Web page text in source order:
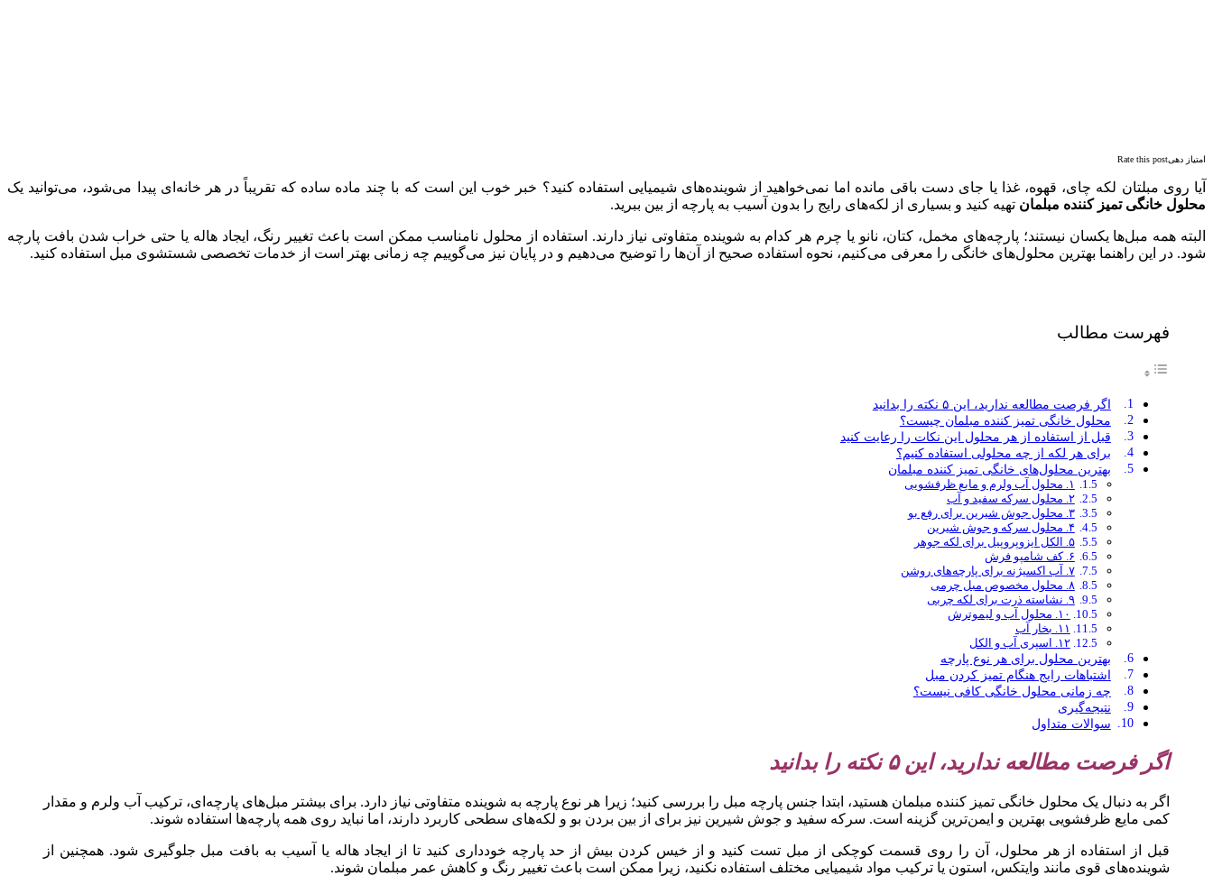
امتیاز دهیRate this post
آیا روی مبلتان لکه چای، قهوه، غذا یا جای دست باقی مانده اما نمی‌خواهید از شوینده‌های شیمیایی استفاده کنید؟ خبر خوب این است که با چند ماده ساده که تقریباً در هر خانه‌ای پیدا می‌شود، می‌توانید یک
محلول خانگی تمیز کننده مبلمان تهیه کنید و بسیاری از لکه‌های رایج را بدون آسیب به پارچه از بین ببرید.
البته همه مبل‌ها یکسان نیستند؛ پارچه‌های مخمل، کتان، نانو یا چرم هر کدام به شوینده متفاوتی نیاز دارند. استفاده از محلول نامناسب ممکن است باعث تغییر رنگ، ایجاد هاله یا حتی خراب شدن بافت پارچه
شود. در این راهنما بهترین محلول‌های خانگی را معرفی می‌کنیم، نحوه استفاده صحیح از آن‌ها را توضیح می‌دهیم و در پایان نیز می‌گوییم چه زمانی بهتر است از خدمات تخصصی شستشوی مبل استفاده کنید.
فهرست مطالب
اگر فرصت مطالعه ندارید، این ۵ نکته را بدانید
محلول خانگی تمیز کننده مبلمان چیست؟
قبل از استفاده از هر محلول این نکات را رعایت کنید
برای هر لکه از چه محلولی استفاده کنیم؟
بهترین محلول‌های خانگی تمیز کننده مبلمان
۱. محلول آب ولرم و مایع ظرفشویی
۲. محلول سرکه سفید و آب
۳. محلول جوش شیرین برای رفع بو
۴. محلول سرکه و جوش شیرین
۵. الکل ایزوپروپیل برای لکه جوهر
۶. کف شامپو فرش
۷. آب اکسیژنه برای پارچه‌های روشن
۸. محلول مخصوص مبل چرمی
۹. نشاسته ذرت برای لکه چربی
۱۰. محلول آب و لیموترش
۱۱. بخار آب
۱۲. اسپری آب و الکل
بهترین محلول برای هر نوع پارچه
اشتباهات رایج هنگام تمیز کردن مبل
چه زمانی محلول خانگی کافی نیست؟
نتیجه‌گیری
سوالات متداول
اگر فرصت مطالعه ندارید، این۵ نکته را بدانید
اگر به دنبال یک محلول خانگی تمیز کننده مبلمان هستید، ابتدا جنس پارچه مبل را بررسی کنید؛ زیرا هر نوع پارچه به شوینده متفاوتی نیاز دارد. برای بیشتر مبل‌های پارچه‌ای، ترکیب آب ولرم و مقدار
کمی مایع ظرفشویی بهترین و ایمن‌ترین گزینه است. سرکه سفید و جوش شیرین نیز برای از بین بردن بو و لکه‌های سطحی کاربرد دارند، اما نباید روی همه پارچه‌ها استفاده شوند.
قبل از استفاده از هر محلول، آن را روی قسمت کوچکی از مبل تست کنید و از خیس کردن بیش از حد پارچه خودداری کنید تا از ایجاد هاله یا آسیب به بافت مبل جلوگیری شود. همچنین از
شوینده‌های قوی مانند وایتکس، استون یا ترکیب مواد شیمیایی مختلف استفاده نکنید، زیرا ممکن است باعث تغییر رنگ و کاهش عمر مبلمان شوند.